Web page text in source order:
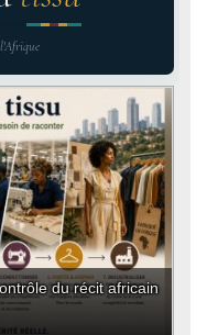
du récit africain